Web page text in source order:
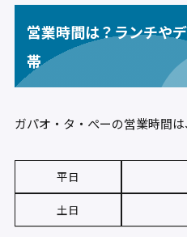
営業時間は？ランチや
帯
ガパオ・タ・ぺーの営業時間は
平日
土日